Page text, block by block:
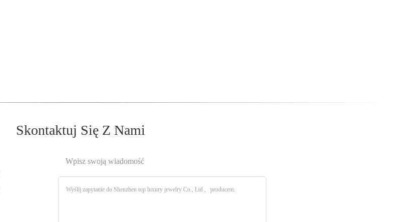
Skontaktuj Się Z Nami
Wpisz swoją wiadomość